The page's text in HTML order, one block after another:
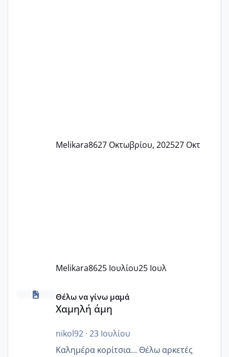
Melikara8627 Οκτωβρίου, 202527 Οκτ
Melikara8625 Ιουλίου25 Ιουλ
Χαμηλή άμη
Θέλω να γίνω μαμά
Χαμηλή άμη
nikol92· 23 Ιουλίου
Καλημέρα κορίτσια... Θέλω αρκετές